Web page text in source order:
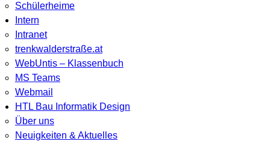
Schülerheime
Intern
Intranet
trenkwalderstraße.at
WebUntis – Klassenbuch
MS Teams
Webmail
HTL Bau Informatik Design
Über uns
Neuigkeiten & Aktuelles